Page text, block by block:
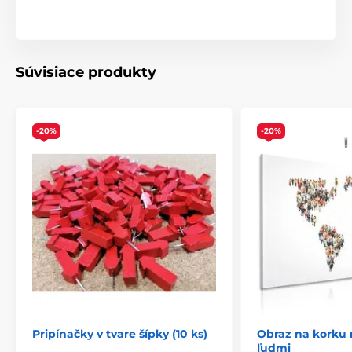
geografických poznatkov.
Súvisiace produkty
-20%
Pripínačky v tvare šípky (10 ks)
-20%
Obraz na korku
ľudmi